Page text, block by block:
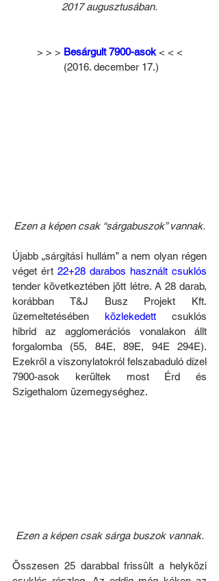
2017 augusztusában.
> > > Besárgult 7900-asok < < <
(2016. december 17.)
Ezen a képen csak “sárgabuszok” vannak.
Újabb „sárgítási hullám” a nem olyan régen
véget ért 22+28 darabos használt csuklós
tender következtében jött létre. A 28 darab,
korábban T&J Busz Projekt Kft.
üzemeltetésében közlekedett csuklós
hibrid az agglomerációs vonalakon állt
forgalomba (55, 84E, 89E, 94E 294E).
Ezekről a viszonylatokról felszabaduló dízel
7900-asok kerültek most Érd és
Szigethalom üzemegységhez.
Ezen a képen csak sárga buszok vannak.
Összesen 25 darabbal frissült a helyközi